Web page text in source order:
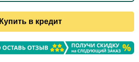
Купить в кредит